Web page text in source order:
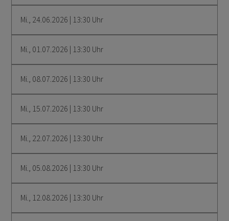
Mi., 24.06.2026 | 13:30 Uhr
Mi., 01.07.2026 | 13:30 Uhr
Mi., 08.07.2026 | 13:30 Uhr
Mi., 15.07.2026 | 13:30 Uhr
Mi., 22.07.2026 | 13:30 Uhr
Mi., 05.08.2026 | 13:30 Uhr
Mi., 12.08.2026 | 13:30 Uhr